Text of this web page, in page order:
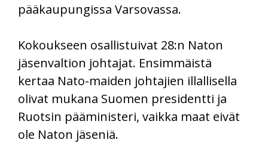
pääkaupungissa Varsovassa.
Kokoukseen osallistuivat 28:n Naton
jäsenvaltion johtajat. Ensimmäistä
kertaa Nato-maiden johtajien illallisella
olivat mukana Suomen presidentti ja
Ruotsin pääministeri, vaikka maat eivät
ole Naton jäseniä.